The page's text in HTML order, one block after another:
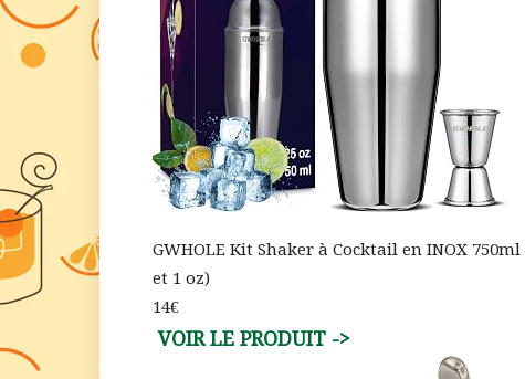
GWHOLE Kit Shaker à Cocktail en INOX
et 1 oz)
14€